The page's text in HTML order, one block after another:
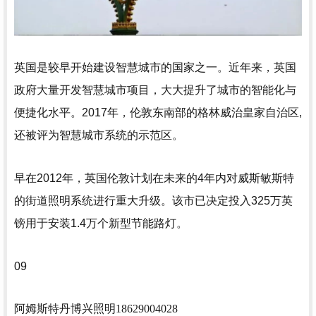
英国是较早开始建设智慧城市的国家之一。近年来，英国
政府大量开发智慧城市项目，大大提升了城市的智能化与
便捷化水平。2017年，伦敦东南部的格林威治皇家自治区,
还被评为智慧城市系统的示范区。
早在2012年，英国伦敦计划在未来的4年内对威斯敏斯特
的街道照明系统进行重大升级。该市已决定投入325万英
镑用于安装1.4万个新型节能路灯。
09
阿姆斯特丹博兴照明18629004028